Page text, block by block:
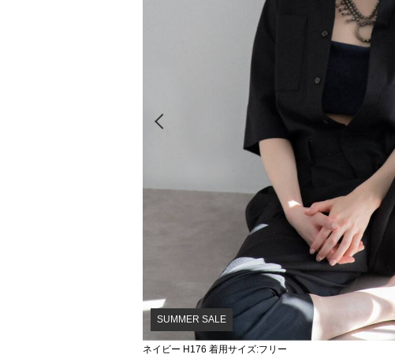
ネイビー H176 着用サイズ:フリー
SUMMER SALE